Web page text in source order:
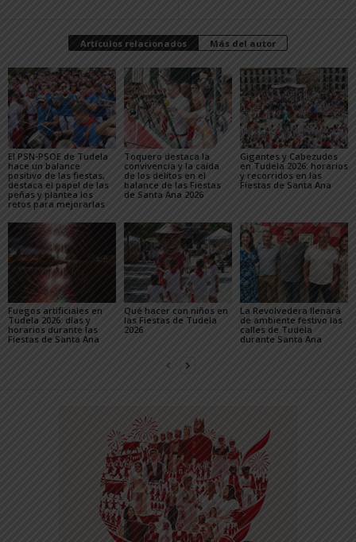
Artículos relacionados Más del autor
El PSN-PSOE de Tudela
hace un balance
positivo de las fiestas,
destaca el papel de las
peñas y plantea los
retos para mejorarlas
Toquero destaca la
convivencia y la caída
de los delitos en el
balance de las Fiestas
de Santa Ana 2026
Gigantes y Cabezudos
en Tudela 2026: horarios
y recorridos en las
Fiestas de Santa Ana
Fuegos artificiales en
Tudela 2026: días y
horarios durante las
Fiestas de Santa Ana
Qué hacer con niños en
las Fiestas de Tudela
2026
La Revolvedera llenará
de ambiente festivo las
calles de Tudela
durante Santa Ana